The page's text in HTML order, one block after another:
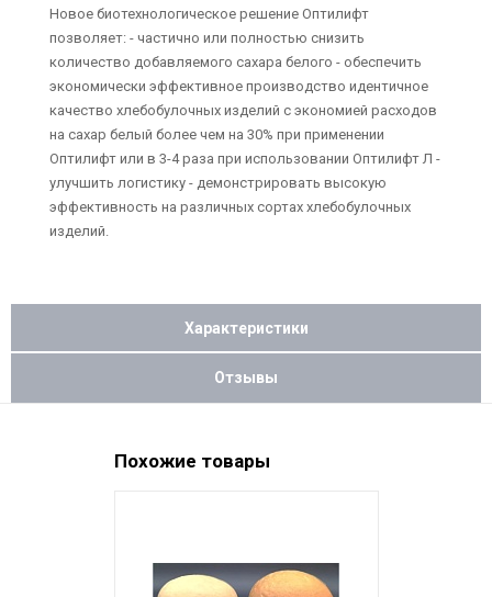
Новое биотехнологическое решение Оптилифт
позволяет: - частично или полностью снизить
количество добавляемого сахара белого - обеспечить
экономически эффективное производство идентичное
качество хлебобулочных изделий с экономией расходов
на сахар белый более чем на 30% при применении
Оптилифт или в 3-4 раза при использовании Оптилифт Л -
улучшить логистику - демонстрировать высокую
эффективность на различных сортах хлебобулочных
изделий.
Характеристики
Отзывы
Похожие товары